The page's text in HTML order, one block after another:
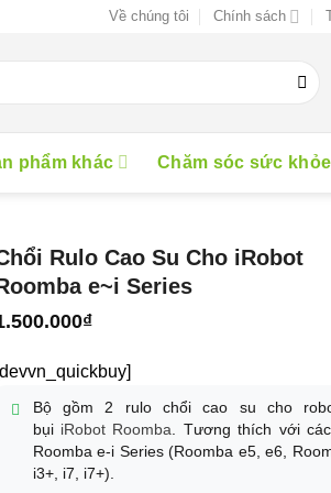
Về chúng tôi Chính sách
phẩm khác Chăm sóc sức khỏe
Rulo Cao Su Cho iRobot
e~i Series
₫
Bộ gồm 2 rulo chổi cao su cho
bụi iRobot Roomba . Tương thích với
Roomba e-i Series (Roomba e5, e6,
i3+, i7, i7+).